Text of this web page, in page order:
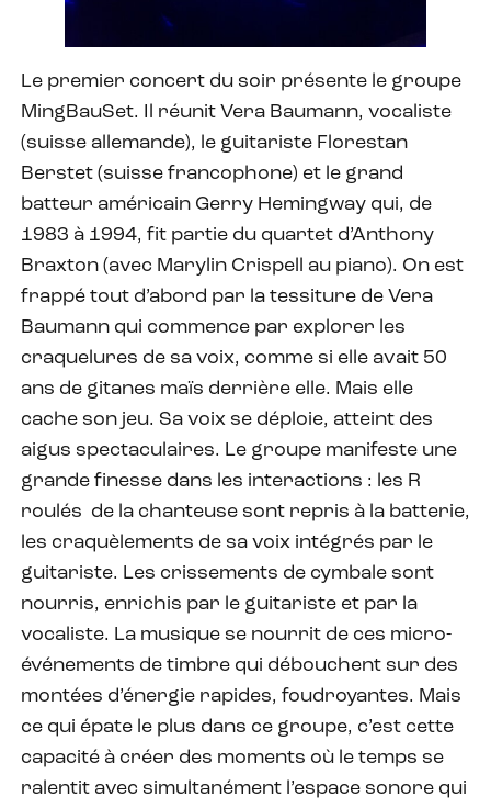
Le premier concert du soir présente le groupe
MingBauSet. Il réunit Vera Baumann, vocaliste
(suisse allemande), le guitariste Florestan
Berstet (suisse francophone) et le grand
batteur américain Gerry Hemingway qui, de
1983 à 1994, fit partie du quartet d’Anthony
Braxton (avec Marylin Crispell au piano). On est
frappé tout d’abord par la tessiture de Vera
Baumann qui commence par explorer les
craquelures de sa voix, comme si elle avait 50
ans de gitanes maïs derrière elle. Mais elle
cache son jeu. Sa voix se déploie, atteint des
aigus spectaculaires. Le groupe manifeste une
grande finesse dans les interactions : les R
roulés de la chanteuse sont repris à la batterie,
les craquèlements de sa voix intégrés par le
guitariste. Les crissements de cymbale sont
nourris, enrichis par le guitariste et par la
vocaliste. La musique se nourrit de ces micro-
événements de timbre qui débouchent sur des
montées d’énergie rapides, foudroyantes. Mais
ce qui épate le plus dans ce groupe, c’est cette
capacité à créer des moments où le temps se
ralentit avec simultanément l’espace sonore qui